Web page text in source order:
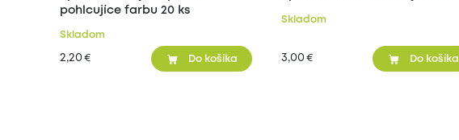
pohlcujíce farbu 20 ks
Skladom
2,20 € Do košíka
Skladom
3,00 € Do košíka